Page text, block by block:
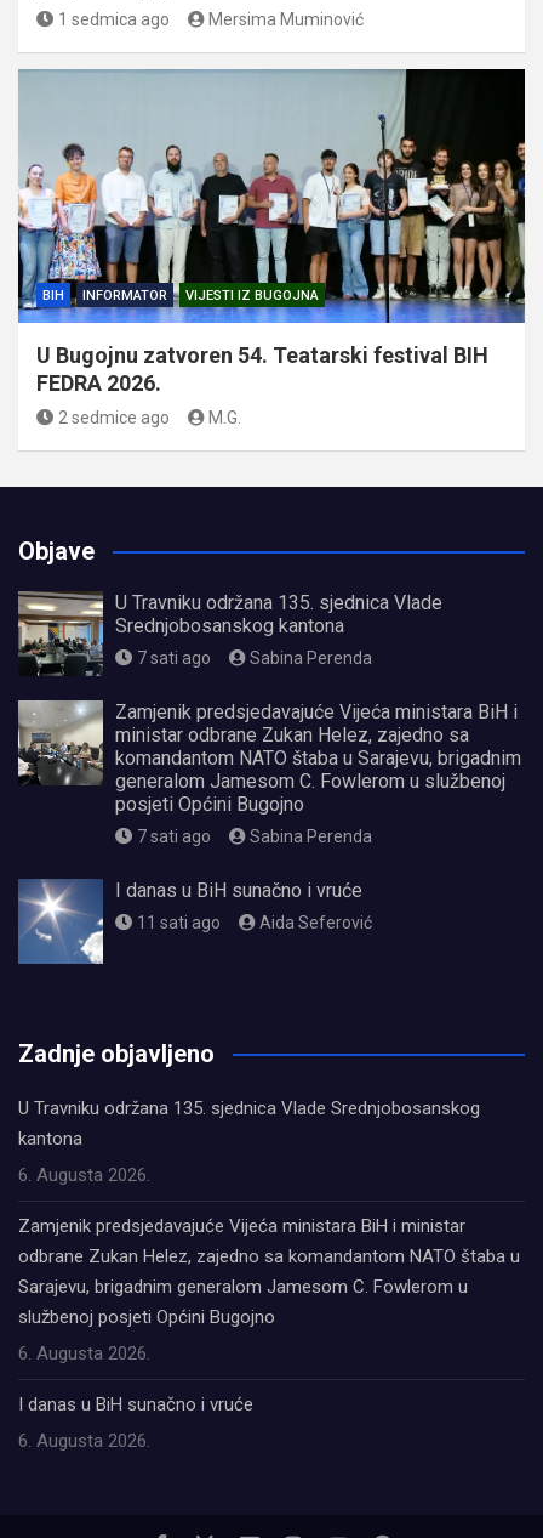
1 sedmica ago Mersima Muminović
BIH INFORMATOR VIJESTI IZ BUGOJNA
U Bugojnu zatvoren 54. Teatarski festival BIH
FEDRA 2026.
2 sedmice ago M.G.
Objave
U Travniku održana 135. sjednica Vlade
Srednjobosanskog kantona
7 sati ago Sabina Perenda
Zamjenik predsjedavajuće Vijeća ministara BiH i
ministar odbrane Zukan Helez, zajedno sa
komandantom NATO štaba u Sarajevu, brigadnim
generalom Jamesom C. Fowlerom u službenoj
posjeti Općini Bugojno
7 sati ago Sabina Perenda
I danas u BiH sunačno i vruće
11 sati ago Aida Seferović
Zadnje objavljeno
U Travniku održana 135. sjednica Vlade Srednjobosanskog
kantona
6. Augusta 2026.
Zamjenik predsjedavajuće Vijeća ministara BiH i ministar
odbrane Zukan Helez, zajedno sa komandantom NATO štaba u
Sarajevu, brigadnim generalom Jamesom C. Fowlerom u
službenoj posjeti Općini Bugojno
6. Augusta 2026.
I danas u BiH sunačno i vruće
6. Augusta 2026.